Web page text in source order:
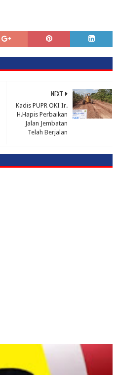
NEXT
Kadis PUPR OKI Ir.
H.Hapis Perbaikan
Jalan Jembatan
Telah Berjalan